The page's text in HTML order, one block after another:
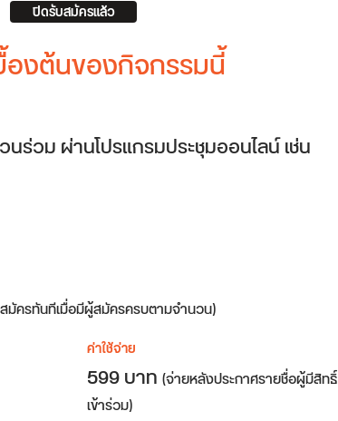
ปิดรับสมัครแล้ว
องต้นของกิจกรรมนี้
ร่วม ผ่านโปรแกรมประชุมออนไลน์ เช่น
มัครทันทีเมื่อมีผู้สมัครครบตามจำนวน)
ค่าใช้จ่าย
599 บาท (จ่ายหลังประกาศรายชื่อผู้มีสิทธิ์
เข้าร่วม)